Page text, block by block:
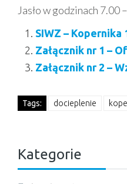
Jasło w godzinach 7.00
SIWZ – Kopernika
Załącznik nr 1 –
Załącznik nr 2 –
Tags: docieplenie
Kategorie